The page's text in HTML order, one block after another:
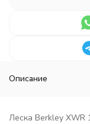
Описание
Леска Berkley XWR